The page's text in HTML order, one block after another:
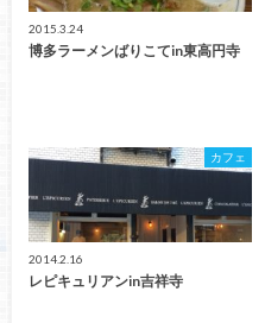
2015.3.24
博多ラーメンばりこてin東高円寺
カフェ
2014.2.16
レピキュリアンin吉祥寺